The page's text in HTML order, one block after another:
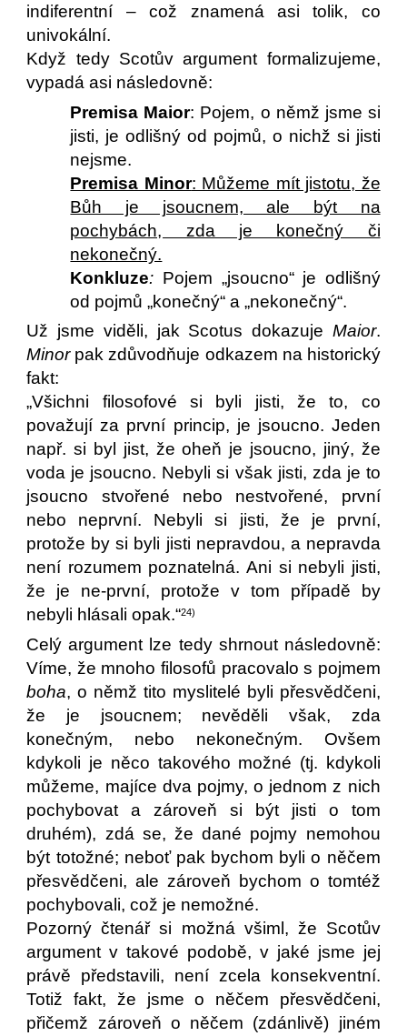
indiferentní – což znamená asi tolik, co
univokální.
Když tedy Scotův argument formalizujeme,
vypadá asi následovně:
Premisa Maior: Pojem, o němž jsme si
jisti, je odlišný od pojmů, o nichž si jisti
nejsme.
Premisa Minor: Můžeme mít jistotu, že
Bůh je jsoucnem, ale být na
pochybách, zda je konečný či
nekonečný.
Konkluze: Pojem „jsoucno“ je odlišný
od pojmů „konečný“ a „nekonečný“.
Už jsme viděli, jak Scotus dokazuje Maior.
Minorpak zdůvodňuje odkazem na historický
fakt:
„Všichni filosofové si byli jisti, že to, co
považují za první princip, je jsoucno. Jeden
např. si byl jist, že oheň je jsoucno, jiný, že
voda je jsoucno. Nebyli si však jisti, zda je to
jsoucno stvořené nebo nestvořené, první
nebo neprvní. Nebyli si jisti, že je první,
protože by si byli jisti nepravdou, a nepravda
není rozumem poznatelná. Ani si nebyli jisti,
že je ne-první, protože v tom případě by
nebyli hlásali opak.“24)
Celý argument lze tedy shrnout následovně:
Víme, že mnoho filosofů pracovalo s pojmem
boha, o němž tito myslitelé byli přesvědčeni,
že je jsoucnem; nevěděli však, zda
konečným, nebo nekonečným. Ovšem
kdykoli je něco takového možné (tj. kdykoli
můžeme, majíce dva pojmy, o jednom z nich
pochybovat a zároveň si být jisti o tom
druhém), zdá se, že dané pojmy nemohou
být totožné; neboť pak bychom byli o něčem
přesvědčeni, ale zároveň bychom o tomtéž
pochybovali, což je nemožné.
Pozorný čtenář si možná všiml, že Scotův
argument v takové podobě, v jaké jsme jej
právě představili, není zcela konsekventní.
Totiž fakt, že jsme o něčem přesvědčeni,
přičemž zároveň o něčem (zdánlivě) jiném